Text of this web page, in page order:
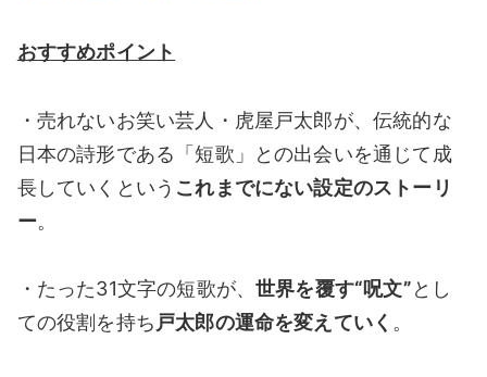
おすすめポイント
・売れないお笑い芸人・虎屋戸太郎が、伝統的な
日本の詩形である「短歌」
との出会いを通じて成
長していくという これまでにない設定のストーリ
ー。
・たった31文字の短歌が、世界を覆す“呪文”とし
ての役割を持ち 戸太郎の運命を変えていく 。